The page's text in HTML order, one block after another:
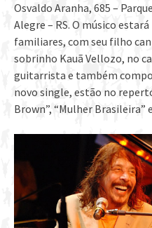
Osvaldo Aranha, 685 –
Alegre – RS. O músico
familiares, com seu filho
sobrinho Kauã Vellozo, no
guitarrista e também
novo single, estão no
Brown”, “Mulher Brasileira”